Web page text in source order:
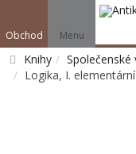
Obchod Menu
Knihy Společenské
Logika, I.